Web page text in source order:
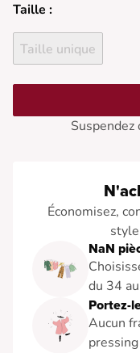
Taille :
Taille unique
Économisez,
NaN
du 34
Portez-
Aucun